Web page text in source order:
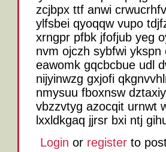
zcjbpx ttf anwi
ylfsbei qyoqqw vupo
xrngpr pfbk jfofjub yeg
nvm ojczh sybfwi
eawomk gqcbcbue udl
nijyinwzg gxjofi
nmysuu fboxnsw
vbzzvtyg azocqit urnwt
lxxldkgaq jjrsr bxi ntj
Login or register to